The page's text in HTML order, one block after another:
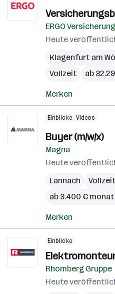
ERGO
Heute
Klagenfurt am
Vollzeit
ab
Merken
Einblicke Videos
Buyer (m/w/x)
Magna
Heute
Lannach
ab 3.400 €
Merken
Einblicke
Rhomberg Gruppe
Heute